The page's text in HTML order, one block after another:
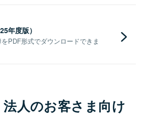
年度版）
PDF形式でダウンロードできま
人のお客さま向け